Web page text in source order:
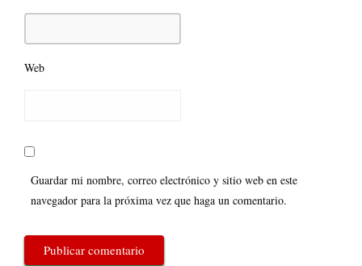
Web
Guardar mi nombre, correo electrónico y sitio web en este
navegador para la próxima vez que haga un comentario.